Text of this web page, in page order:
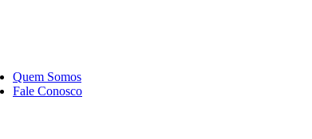
Quem Somos
Fale Conosco